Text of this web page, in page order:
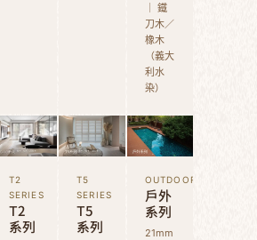
｜ 鐵
刀木／
橡木
（義大
利水
染）
T2
SERIES
T2
系列
T5
SERIES
T5
系列
OUTDOOR
戶外
系列
21mm